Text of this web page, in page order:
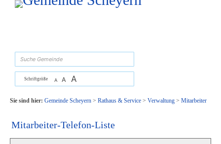
Zum Inhalt, zur Navigationoder zur Startseite springen.
Schriftgröße A A A
Sie sind hier: Gemeinde Scheyern> Rathaus & Service> Verwaltung> Mitarbeiter
Mitarbeiter-Telefon-Liste